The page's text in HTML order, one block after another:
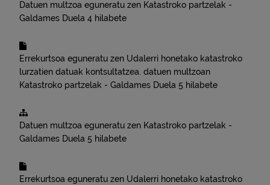
Datuen multzoa eguneratu zen Katastroko partzelak -
Galdames Duela 4 hilabete
Errekurtsoa eguneratu zen Udalerri honetako katastroko
lurzatien datuak kontsultatzea. datuen multzoan
Katastroko partzelak - Galdames Duela 5 hilabete
Datuen multzoa eguneratu zen Katastroko partzelak -
Galdames Duela 5 hilabete
Errekurtsoa eguneratu zen Udalerri honetako katastroko